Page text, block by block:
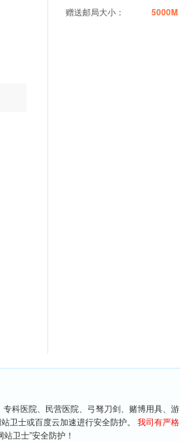
赠送邮局大小： 5000M
科医院、民营医院、弓驽刀剑、赌博用具、游
卫士或百度云加速进行安全防护。 我司有严格
卫士”安全防护！